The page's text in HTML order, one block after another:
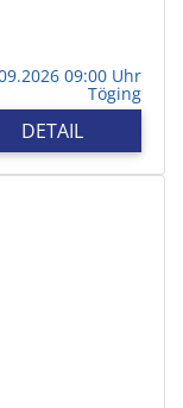
09:00 Uhr
Töging
DETAIL